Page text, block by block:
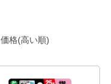
価格(高い順)